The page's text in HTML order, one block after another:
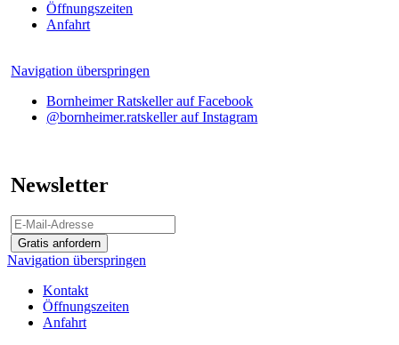
Öffnungszeiten
Anfahrt
Navigation überspringen
Bornheimer Ratskeller auf Facebook
@bornheimer.ratskeller auf Instagram
Newsletter
Gratis anfordern
Navigation überspringen
Kontakt
Öffnungszeiten
Anfahrt